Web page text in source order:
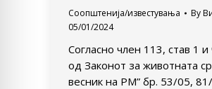
Соопштенија/известувања By
05/01/2024
Согласно член 113, став 1
од Законот за животната
весник на РМ” бр. 53/05,